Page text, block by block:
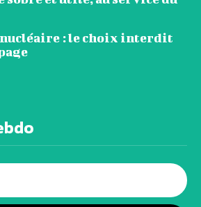
: le choix interdit